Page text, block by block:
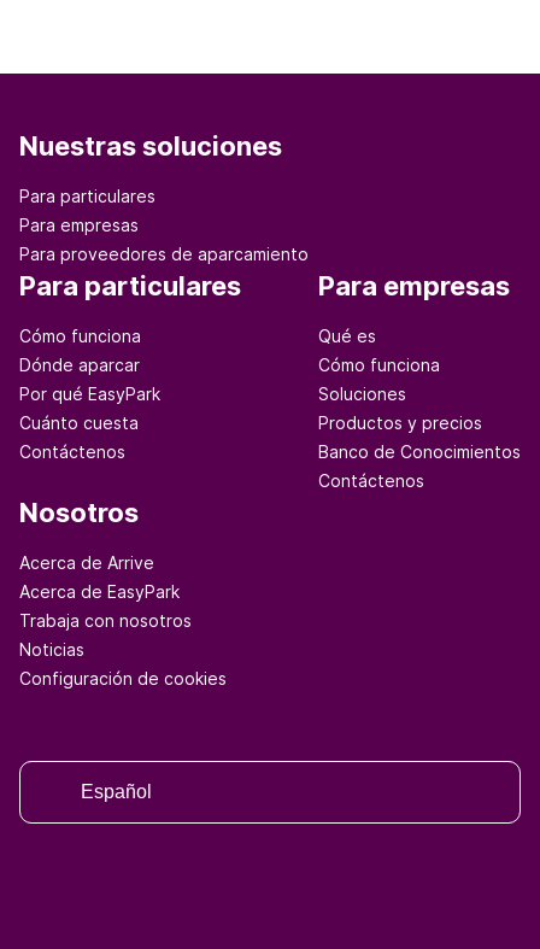
Nuestras soluciones
Para particulares
Para empresas
Para proveedores de aparcamiento
Para particulares
Cómo funciona
Dónde aparcar
Por qué EasyPark
Cuánto cuesta
Contáctenos
Para empresas
Qué es
Cómo funciona
Soluciones
Productos y precios
Banco de Conocimientos
Contáctenos
Nosotros
Acerca de Arrive
Acerca de EasyPark
Trabaja con nosotros
Noticias
Configuración de cookies
Español